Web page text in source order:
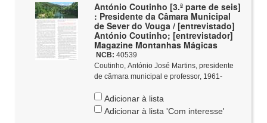
António Coutinho [3.ª parte de seis]
: Presidente da Câmara Municipal
de Sever do Vouga / [entrevistado]
António Coutinho; [entrevistador]
Magazine Montanhas Mágicas
NCB: 40539
Coutinho, António José Martins, presidente
de câmara municipal e professor, 1961-
Adicionar à lista
Adicionar à lista 'Com interesse'